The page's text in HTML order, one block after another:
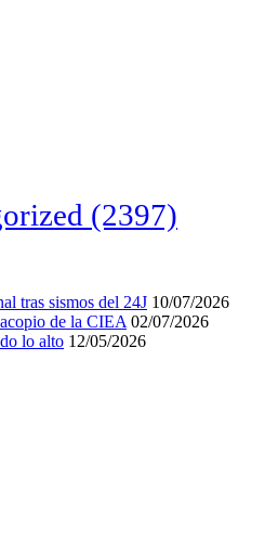
(2397)
tras sismos del 24J 10/07/2026
de la CIEA 02/07/2026
lo alto 12/05/2026